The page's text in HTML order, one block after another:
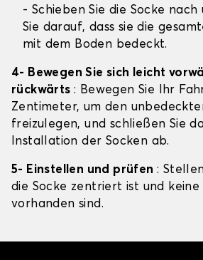
- Schieben Sie die Socke
Sie darauf, dass sie die
mit dem Boden bedeckt.
4- Bewegen Sie sich leicht
rückwärts: Bewegen Sie Ihr
Zentimeter, um den
freizulegen, und schließen Sie
Installation der Socken ab.
5- Einstellen und prüfen :
die Socke zentriert ist und keine
vorhanden sind.